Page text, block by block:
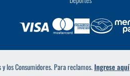
los Consumidores. Para reclamos.Ingrese aquí